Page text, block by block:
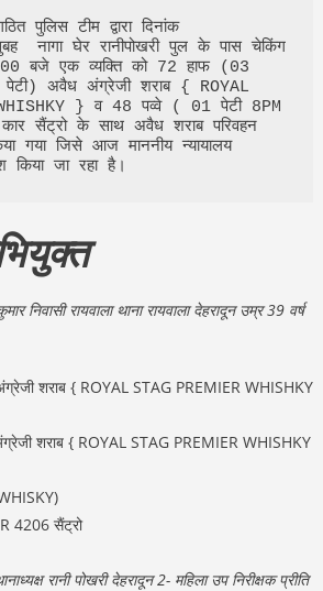
नागा घेर रानीपोखरी पुल के पास चेकिंग
बजे एक व्यक्ति को 72 हाफ (03
अवैध अंग्रेजी शराब { ROYAL
} व 48 पव्वे ( 01 पेटी 8PM
सैंट्रो के साथ अवैध शराब परिवहन
गया जिसे आज माननीय न्यायालय
जा रहा है।
निवासी रायवाला थाना रायवाला देहरादून उम्र 39 वर्ष
शराब { ROYAL STAG PREMIER WHISHKY
शराब { ROYAL STAG PREMIER WHISHKY
4206 सैंट्रो
रानी पोखरी देहरादून 2- महिला उप निरीक्षक प्रीति